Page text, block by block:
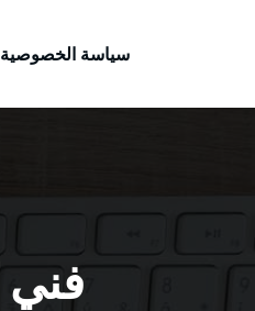
سياسة الخصوصية